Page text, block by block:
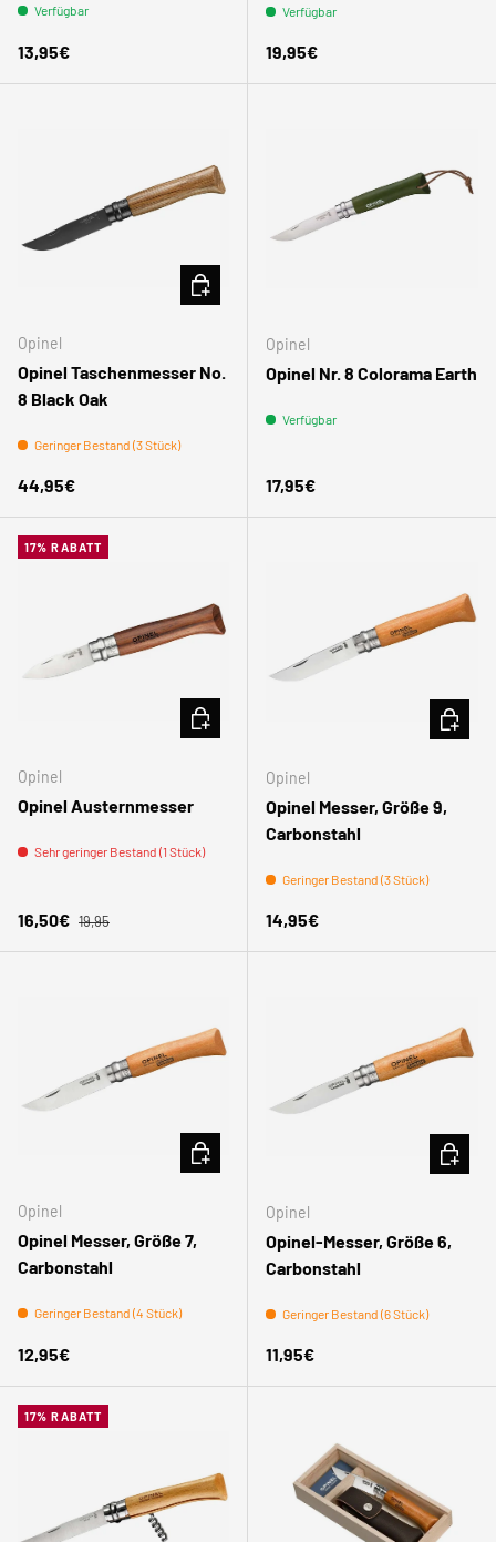
Verfügbar
Normaler Preis
13,95€
Verfügbar
Normaler Preis
19,95€
Opinel
Opinel Taschenmesser No.
8 Black Oak
Geringer Bestand (3 Stück)
Normaler Preis
44,95€
IN DEN WARENKORB
Opinel
Opinel Nr. 8 Colorama Earth
Verfügbar
Normaler Preis
17,95€
17% RABATT
Opinel
Opinel Austernmesser
Sehr geringer Bestand (1 Stück)
Verkaufspreis
16,50€ Normaler Preis
19,95
IN DEN WARENKORB
Opinel
Opinel Messer, Größe 9,
Carbonstahl
Geringer Bestand (3 Stück)
Normaler Preis
14,95€
IN DEN
Opinel
Opinel Messer, Größe 7,
Carbonstahl
Geringer Bestand (4 Stück)
Normaler Preis
12,95€
IN DEN WARENKORB
Opinel
Opinel-Messer, Größe 6,
Carbonstahl
Geringer Bestand (6 Stück)
Normaler Preis
11,95€
IN DEN
17% RABATT